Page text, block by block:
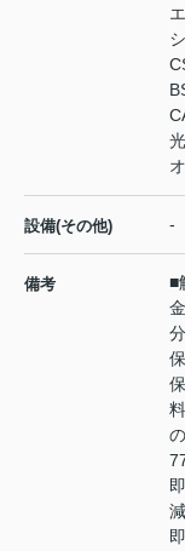
設備(その他) -
備考
■